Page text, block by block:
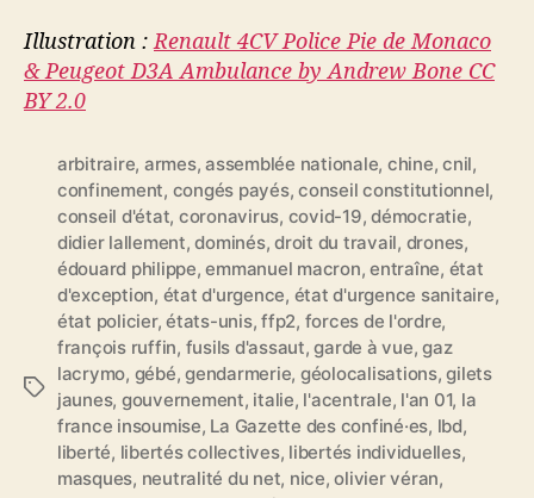
Illustration : Renault 4CV Police Pie de Monaco
& Peugeot D3A Ambulance by Andrew Bone CC
BY 2.0
É
arbitraire, armes,assemblée nationale, chine,cnil,
confinement, congés payés,conseil constitutionnel,
conseil d'état, coronavirus, covid-19,démocratie,
didier lallement,dominés,droit du travail, drones,
édouard philippe,emmanuel macron,entraîne, état
d'exception, état d'urgence, état d'urgence sanitaire,
état policier,états-unis,ffp2, forces de l'ordre,
françois ruffin, fusils d'assaut,garde à vue,gaz
lacrymo, gébé,gendarmerie, géolocalisations,gilets
jaunes, gouvernement, italie, l'acentrale, l'an 01, la
france insoumise, La Gazette des confiné·es, lbd,
liberté, libertés collectives, libertés individuelles,
masques, neutralité du net, nice,olivier véran,